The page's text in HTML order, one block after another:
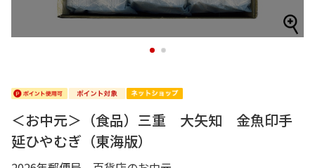
1 2
＜お中元＞（食品）三重 大矢知 金魚印手
延ひやむぎ（東海版）